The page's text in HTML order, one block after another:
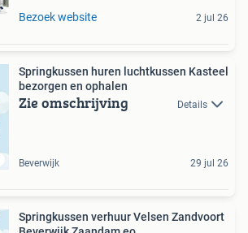
Bezoek website 2 jul 26
Springkussen huren luchtkussen Kasteel
bezorgen en ophalen
Zie omschrijving Details
Beverwijk 29 jul 26
Springkussen verhuur Velsen Zandvoort